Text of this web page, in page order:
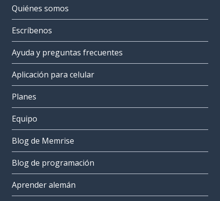
Quiénes somos
Escríbenos
Ayuda y preguntas frecuentes
Aplicación para celular
Planes
Equipo
Blog de Memrise
Blog de programación
Aprender alemán